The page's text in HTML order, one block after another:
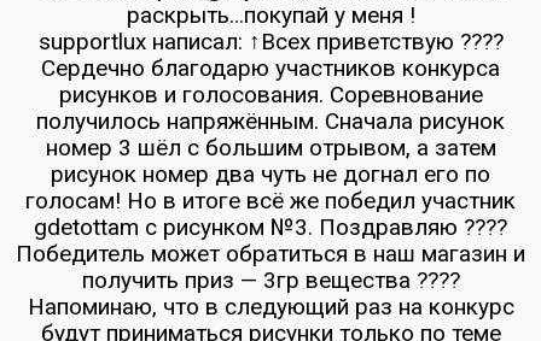
раскрыть…покупай у меня !
supportlux написал: ↑Всех приветствую ????
Сердечно благодарю участников конкурса
рисунков и голосования. Соревнование
получилось напряжённым. Сначала рисунок
номер 3 шёл с большим отрывом, а затем
рисунок номер два чуть не догнал его по
голосам! Но в итоге всё же победил участник
gdetottam с рисунком №3. Поздравляю ????
Победитель может обратиться в наш магазин и
получить приз — 3гр вещества ????
Напоминаю, что в следующий раз на конкурс
будут приниматься рисунки только по теме